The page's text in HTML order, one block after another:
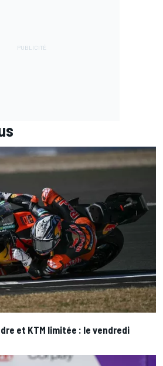
et KTM limitée : le vendredi